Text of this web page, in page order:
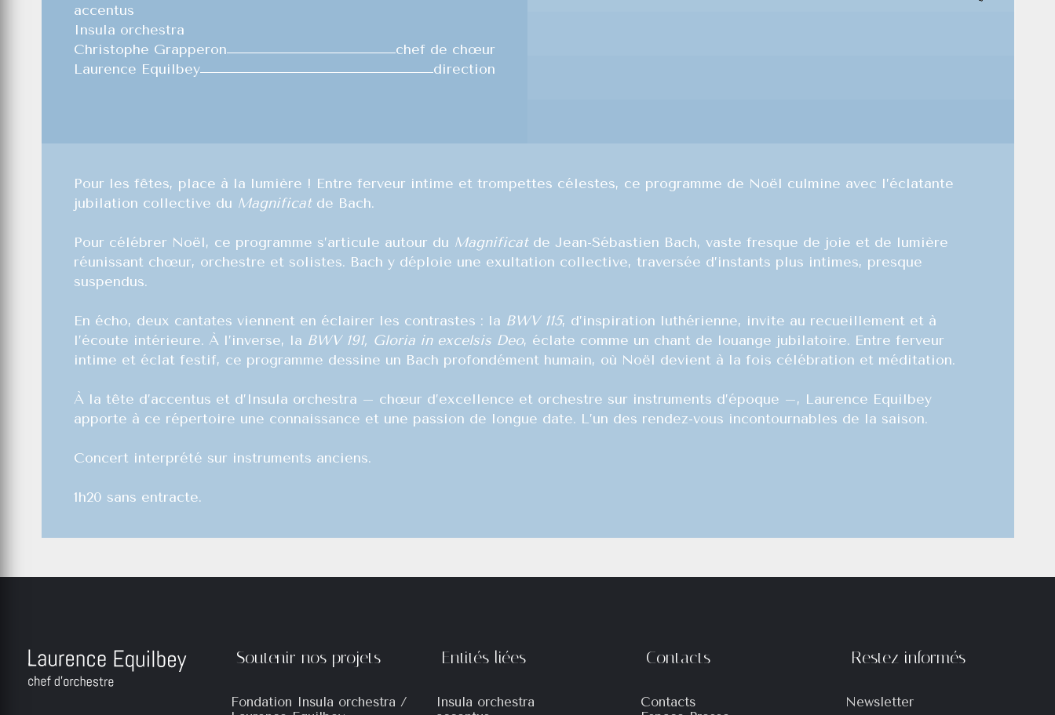
accentus
Insula orchestra
Christophe Grapperon
chef de chœur
Laurence Equilbey
direction
Pour les fêtes, place à la lumière ! Entre ferveur intime et trompettes célestes, ce programme de Noël culmine avec l’éclatante
jubilation collective du Magnificatde Bach.
Pour célébrer Noël, ce programme s’articule autour du Magnificatde Jean-Sébastien Bach, vaste fresque de joie et de lumière
réunissant chœur, orchestre et solistes. Bach y déploie une exultation collective, traversée d’instants plus intimes, presque
suspendus.
En écho, deux cantates viennent en éclairer les contrastes : la BWV 115, d’inspiration luthérienne, invite au recueillement et à
l’écoute intérieure. À l’inverse, la BWV 191, Gloria in excelsis Deo, éclate comme un chant de louange jubilatoire. Entre ferveur
intime et éclat festif, ce programme dessine un Bach profondément humain, où Noël devient à la fois célébration et méditation.
À la tête d’accentus et d’Insula orchestra – chœur d’excellence et orchestre sur instruments d’époque –, Laurence Equilbey
apporte à ce répertoire une connaissance et une passion de longue date. L’un des rendez-vous incontournables de la saison.
Concert interprété sur instruments anciens.
1h20 sans entracte.
Soutenir nos projets
Fondation Insula orchestra /
Entités liées
Insula orchestra
Contacts
Contacts
Restez informés
Newsletter